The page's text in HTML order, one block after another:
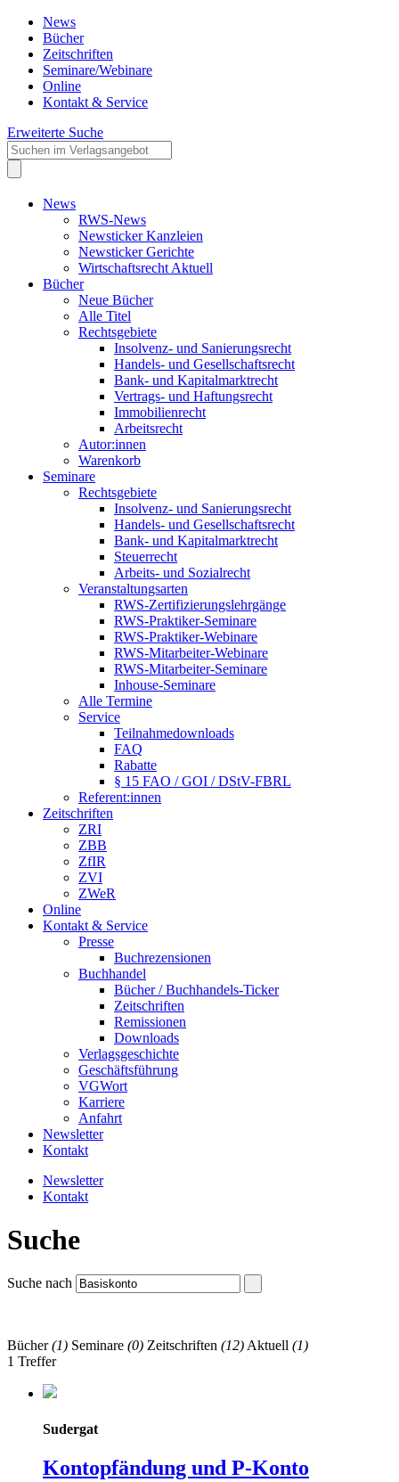
News
Bücher
Zeitschriften
Seminare/Webinare
Online
Kontakt & Service
Erweiterte Suche
News
RWS-News
Newsticker Kanzleien
Newsticker Gerichte
Wirtschaftsrecht Aktuell
Bücher
Neue Bücher
Alle Titel
Rechtsgebiete
Insolvenz- und Sanierungsrecht
Handels- und Gesellschaftsrecht
Bank- und Kapitalmarktrecht
Vertrags- und Haftungsrecht
Immobilienrecht
Arbeitsrecht
Autor:innen
Warenkorb
Seminare
Rechtsgebiete
Insolvenz- und Sanierungsrecht
Handels- und Gesellschaftsrecht
Bank- und Kapitalmarktrecht
Steuerrecht
Arbeits- und Sozialrecht
Veranstaltungsarten
RWS-Zertifizierungslehrgänge
RWS-Praktiker-Seminare
RWS-Praktiker-Webinare
RWS-Mitarbeiter-Webinare
RWS-Mitarbeiter-Seminare
Inhouse-Seminare
Alle Termine
Service
Teilnahmedownloads
FAQ
Rabatte
§ 15 FAO / GOI / DStV-FBRL
Referent:innen
Zeitschriften
ZRI
ZBB
ZfIR
ZVI
ZWeR
Online
Kontakt & Service
Presse
Buchrezensionen
Buchhandel
Bücher / Buchhandels-Ticker
Zeitschriften
Remissionen
Downloads
Verlagsgeschichte
Geschäftsführung
VGWort
Karriere
Anfahrt
Newsletter
Kontakt
Newsletter
Kontakt
Suche
Suche nach
Bücher(1) Seminare (0) Zeitschriften (12)Aktuell (1)
1 Treffer
Sudergat
Kontopfändung und P-Konto